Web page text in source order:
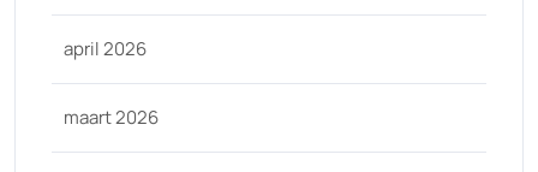
april 2026
maart 2026